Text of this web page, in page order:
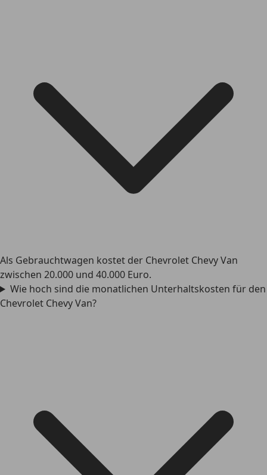
Als Gebrauchtwagen kostet der Chevrolet Chevy Van
zwischen 20.000 und 40.000 Euro.
Wie hoch sind die monatlichen Unterhaltskosten für den
Chevrolet Chevy Van?